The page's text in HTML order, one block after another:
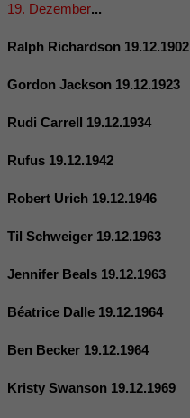
19. Dezember...
Ralph Richardson 19.12.1902
Gordon Jackson 19.12.1923
Rudi Carrell 19.12.1934
Rufus 19.12.1942
Robert Urich 19.12.1946
Til Schweiger 19.12.1963
Jennifer Beals 19.12.1963
Béatrice Dalle 19.12.1964
Ben Becker 19.12.1964
Kristy Swanson 19.12.1969